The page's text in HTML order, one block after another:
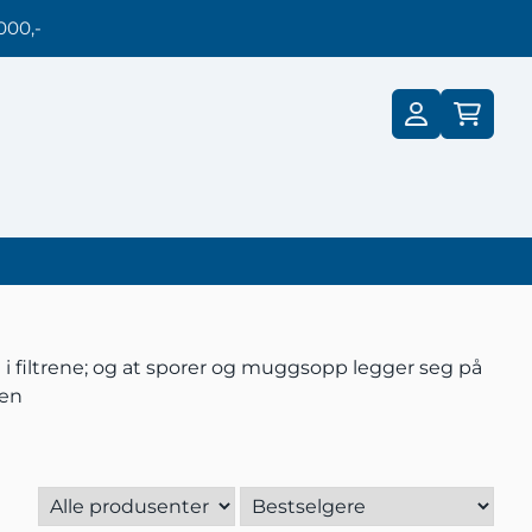
og at sporer og muggsopp legger seg på